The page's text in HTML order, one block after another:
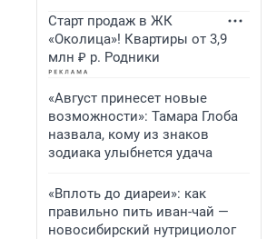
Старт продаж в ЖК
«Околица»! Квартиры от 3,9
млн ₽ р. Родники
«Август принесет новые
возможности»: Тамара Глоба
назвала, кому из знаков
зодиака улыбнется удача
«Вплоть до диареи»: как
правильно пить иван-чай —
новосибирский нутрициолог